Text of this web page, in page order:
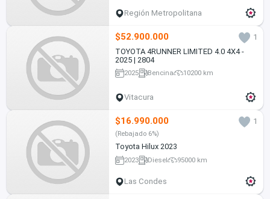
Región Metropolitana
$52.900.000
1
TOYOTA 4RUNNER LIMITED 4.0 4X4 -
2025 | 2804
2025 Bencina 10200 km
Vitacura
$16.990.000 1
(Rebajado 6%)
Toyota Hilux 2023
2023 Diesel 95000 km
Las Condes